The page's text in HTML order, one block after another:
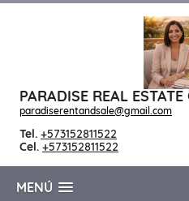
PARADISE REAL ESTATE
paradiserentandsale@gmail.com
Tel. +573152811522
Cel. +573152811522
MENÚ